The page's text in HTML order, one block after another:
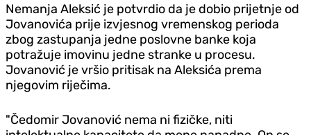
Nemanja Aleksić je potvrdio da je dobio prijetnje od
Jovanovića prije izvjesnog vremenskog perioda
zbog zastupanja jedne poslovne banke koja
potražuje imovinu jedne stranke u procesu.
Jovanović je vršio pritisak na Aleksića prema
njegovim riječima.
"Čedomir Jovanović nema ni fizičke, niti